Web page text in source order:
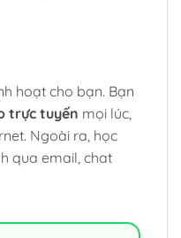
hoạt cho bạn. Bạn
trực tuyến mọi lúc,
Ngoài ra, học
qua email, chat